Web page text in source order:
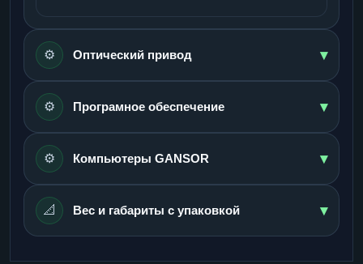
⚙️ Оптический привод ▾
⚙️ Програмное обеспечение ▾
⚙️ Компьютеры GANSOR ▾
📐 Вес и габариты с упаковкой ▾